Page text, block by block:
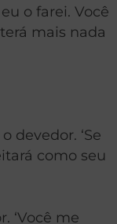
o farei. Você
mais nada
devedor. ‘Se
como seu
‘Você me